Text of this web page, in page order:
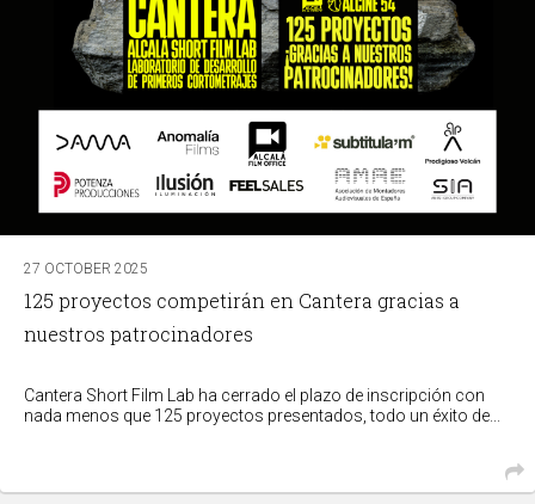
27 OCTOBER 2025
125 proyectos competirán en Cantera gracias a
nuestros patrocinadores
Cantera Short Film Lab ha cerrado el plazo de inscripción con
nada menos que 125 proyectos presentados, todo un éxito de...